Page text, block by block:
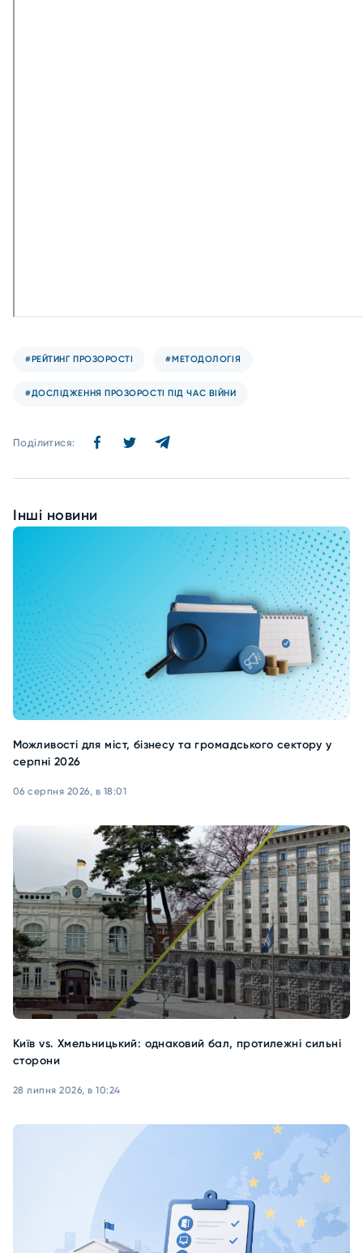
#РЕЙТИНГ ПРОЗОРОСТІ #МЕТОДОЛОГІЯ
#ДОСЛІДЖЕННЯ ПРОЗОРОСТІ ПІД ЧАС ВІЙНИ
Поділитися:
Інші новини
Можливості для міст, бізнесу та громадського сектору у
серпні 2026
06 серпня 2026, в 18:01
Київ vs. Хмельницький: однаковий бал, протилежні сильні
сторони
28 липня 2026, в 10:24